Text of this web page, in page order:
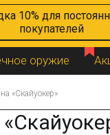
10% для
покупателей
оружие
«Скайуокер»